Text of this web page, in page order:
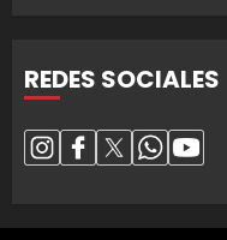
REDES SOCIALES